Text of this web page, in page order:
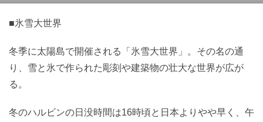
■氷雪大世界
冬季に太陽島で開催される「氷雪大世界」。その名の通
り、雪と氷で作られた彫刻や建築物の壮大な世界が広が
る。
冬のハルビンの日没時間は16時頃と日本よりやや早く、午